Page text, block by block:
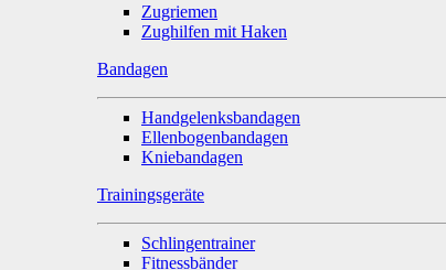
Zugriemen
Zughilfen mit Haken
Bandagen
Handgelenksbandagen
Ellenbogenbandagen
Kniebandagen
Trainingsgeräte
Schlingentrainer
Fitnessbänder